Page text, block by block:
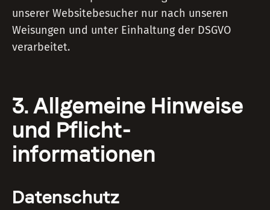
unserer Websitebesucher nur nach unseren
Weisungen und unter Einhaltung der DSGVO
verarbeitet.
3. Allgemeine Hinweise
und Pflicht­
informationen
Datenschutz